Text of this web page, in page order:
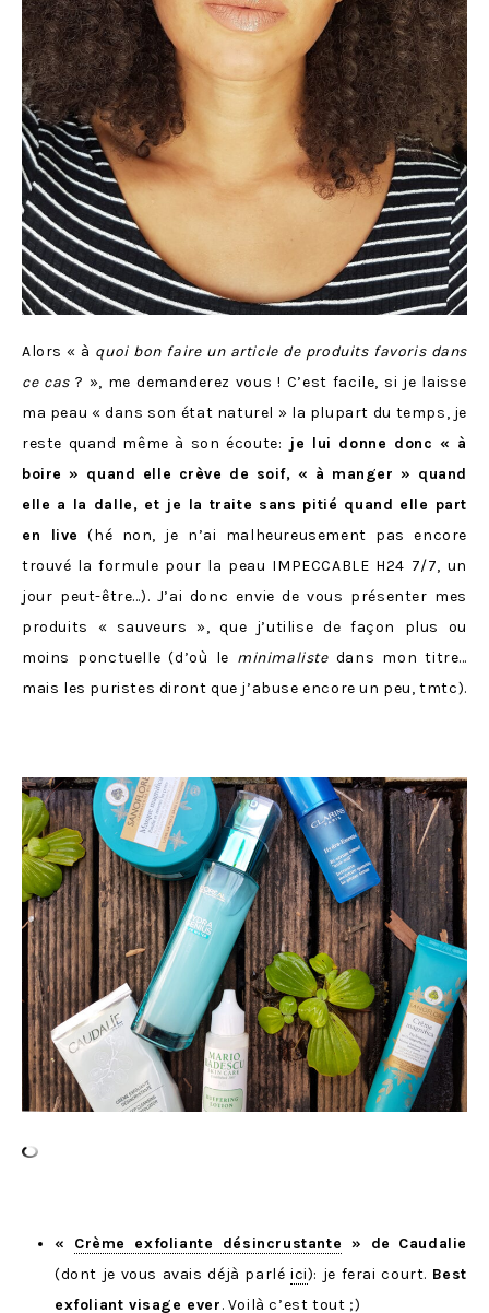
Alors « à quoi bon faire un article de produits favoris dans
ce cas? », me demanderez vous ! C’est facile, si je laisse
ma peau « dans son état naturel » la plupart du temps, je
reste quand même à son écoute: je lui donne donc « à
boire » quand elle crève de soif, « à manger » quand
elle a la dalle, et je la traite sans pitié quand elle part
en live (hé non, je n’ai malheureusement pas encore
trouvé la formule pour la peau IMPECCABLE H24 7/7, un
jour peut-être…). J’ai donc envie de vous présenter mes
produits « sauveurs », que j’utilise de façon plus ou
moins ponctuelle (d’où le minimalistedans mon titre…
mais les puristes diront que j’abuse encore un peu, tmtc).
« Crème exfoliante désincrustante » de Caudalie
(dont je vous avais déjà parléici): je ferai court. Best
exfoliant visage ever. Voilà c’est tout ;)